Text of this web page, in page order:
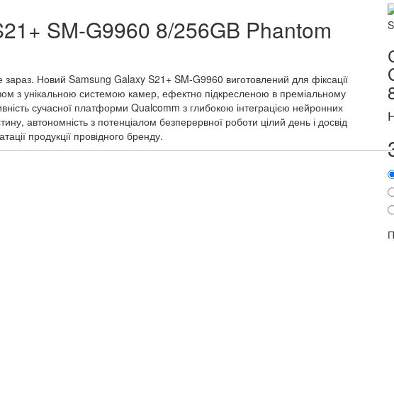
SM-G9960 8/256GB Phantom
зараз. Новий Samsung Galaxy S21+ SM-G9960 виготовлений для фіксації
з унікальною системою камер, ефектно підкресленою в преміальному
сучасної платформи Qualcomm з глибокою інтеграцією нейронних
автономність з потенціалом безперервної роботи цілий день і досвід
продукції провідного бренду.